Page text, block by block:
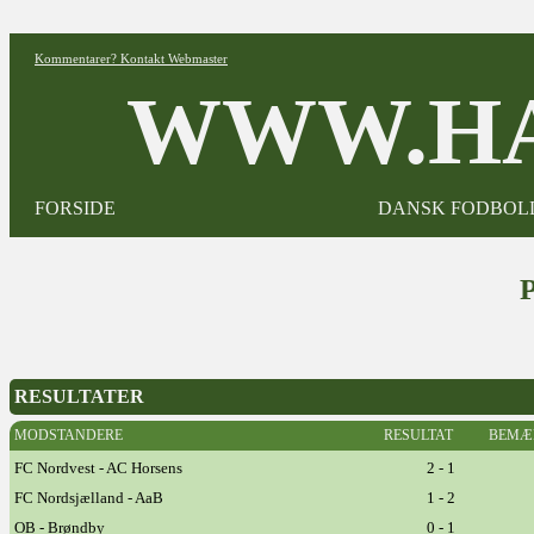
Kommentarer? Kontakt Webmaster
FORSIDE DANSK
RESULTATER
MODSTANDERE RESULTAT
FC Nordvest - AC Horsens
2 - 1
FC Nordsjælland - AaB
1 - 2
OB - Brøndby
0 - 1